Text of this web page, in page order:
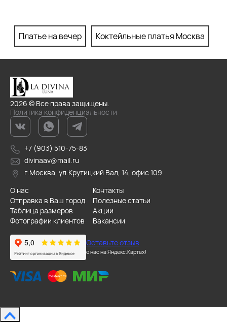
Платье на вечер Коктейльные платья Москва
2026 © Все права защищены.
Политика конфиденциальности
+7 (903) 510-75-83
divinaav@mail.ru
г.Москва, ул.Крутицкий Вал, 14, офис 109
О нас
Контакты
Отправка в Ваш город
Полезные статьи
Таблица размеров
Акции
Фотографии клиентов
Вакансии
Оставьте отзыв
о нас на Яндекс.Картах!